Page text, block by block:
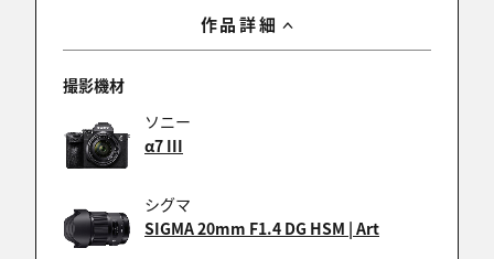
「toadys photo」選出おめでとうございます。
こうちゃんぱぱ
2023/07/08 22:35:04
萩原れいこさん
荻原 れいこ先生。私の作品をTODAY'S PHOTO に選
作品詳細
撮影機材
ソニー
α7 III
シグマ
SIGMA 20mm F1.4 DG HSM | Art